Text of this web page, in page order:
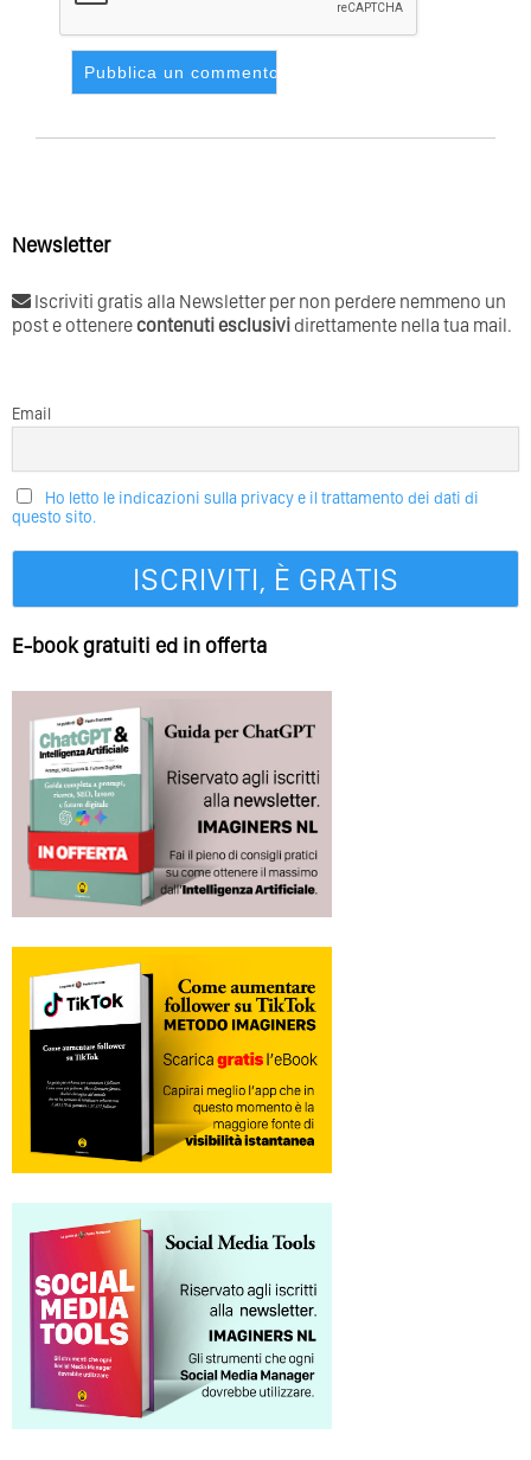
Newsletter
Iscriviti gratis alla Newsletter per non perdere nemmeno un
post e ottenerecontenuti esclusividirettamente nella tua mail.
Email
Ho letto le indicazioni sulla privacy e il trattamento dei dati di
questo sito.
E-book gratuiti ed in offerta